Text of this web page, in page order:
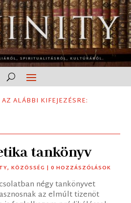
ALÁBBI KIFEJEZÉSRE:
tankönyv
,KÖZÖSSÉG | 0 HOZZÁSZÓLÁSOK
négy tankönyvet
az elmúlt tizenöt